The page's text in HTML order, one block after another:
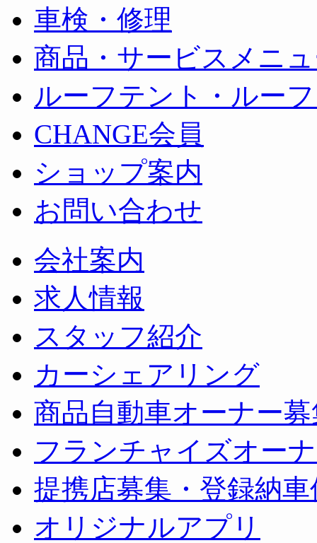
車検・修理
商品・サービスメニ
ルーフテント・ルー
CHANGE会員
ショップ案内
お問い合わせ
会社案内
求人情報
スタッフ紹介
カーシェアリング
商品自動車オーナー
フランチャイズオー
提携店募集・登録納
オリジナルアプリ